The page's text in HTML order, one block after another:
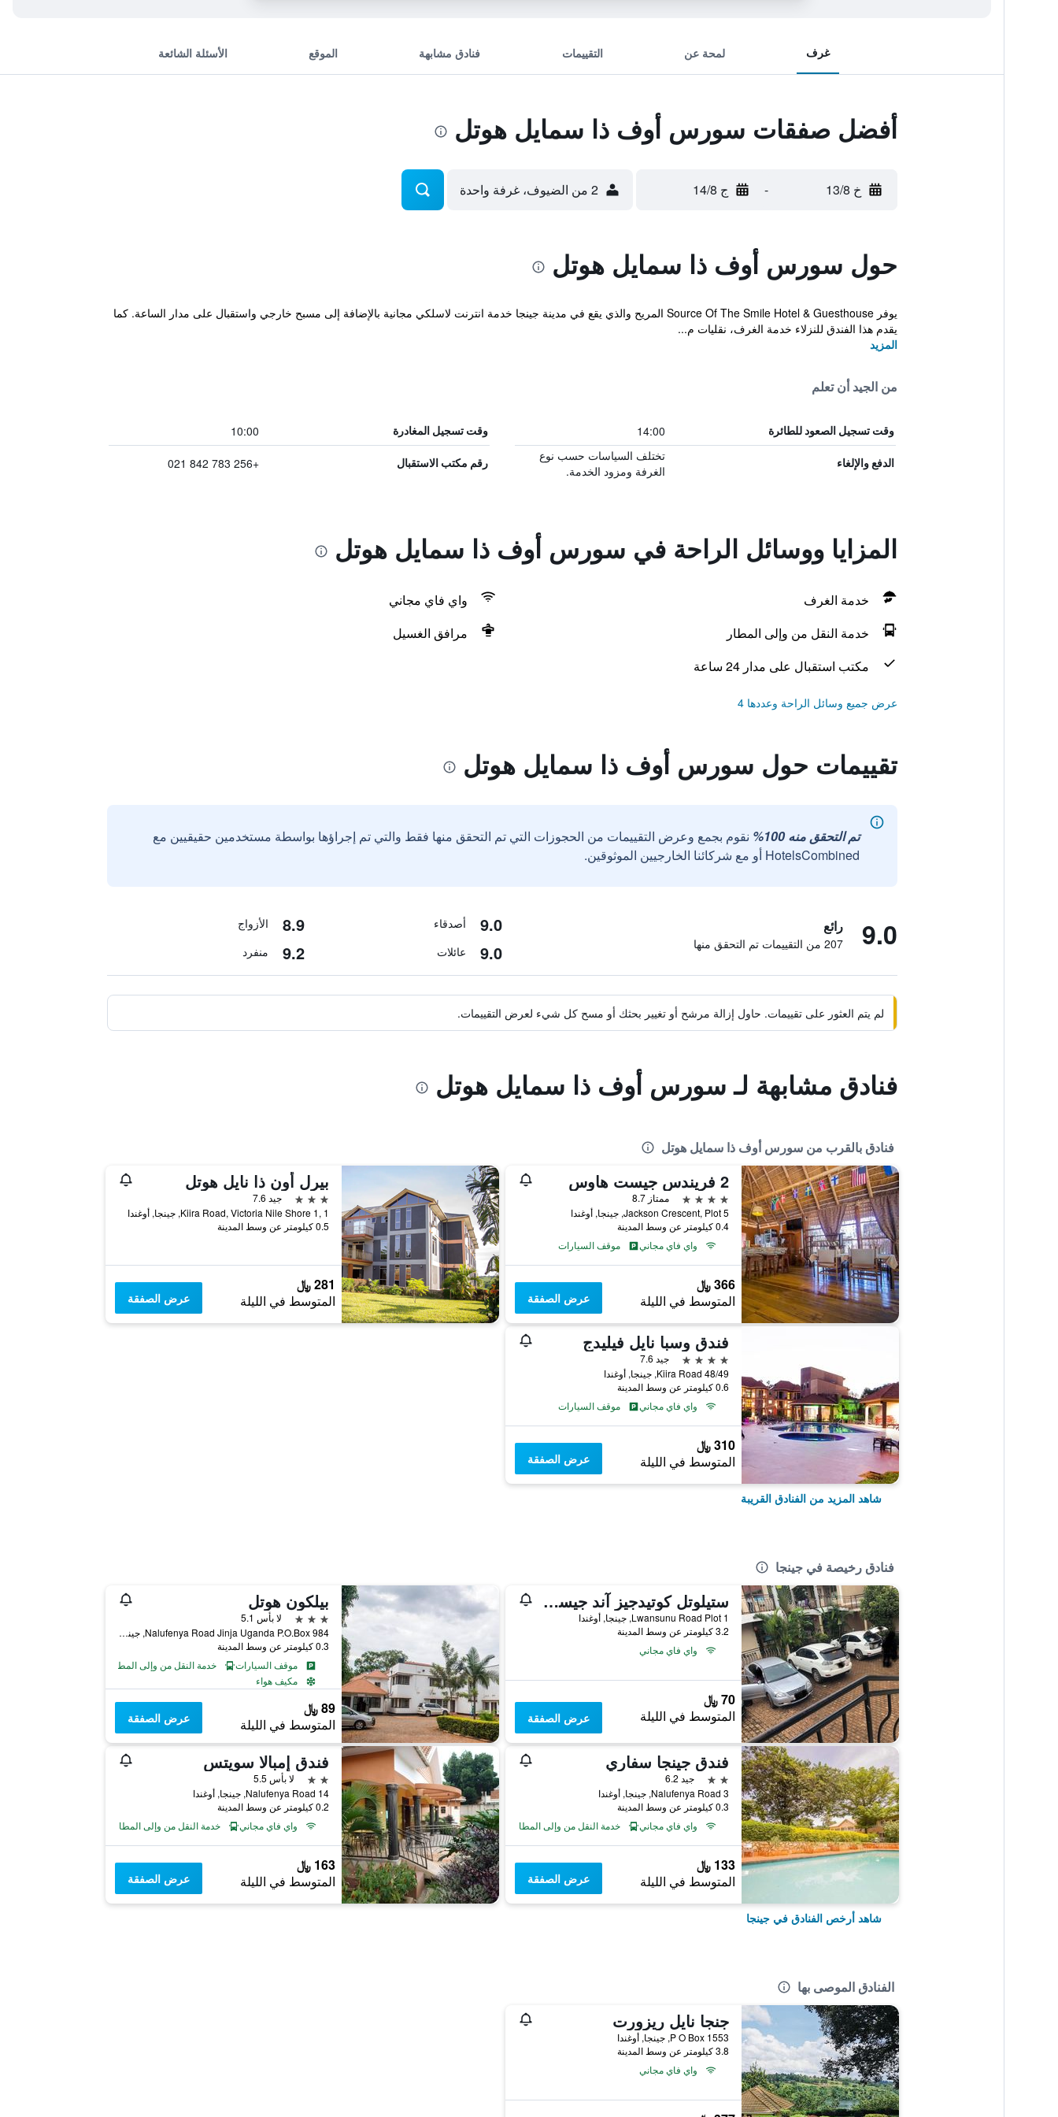
غرف لمحة عن التقييمات فنادق مشابهة الموقع الأسئلة الشائعة
أفضل صفقات سورس أوف ذا سمايل هوتل
خ 13/8 - ج 14/8 2 من الضيوف، غرفة واحدة
حول سورس أوف ذا سمايل هوتل
يوفر Source Of The Smile Hotel & Guesthouse المريح والذي يقع في مدينة جينجا خدمة انترنت لاسلكي مجانية بالإضافة إلى مسبح خارجي واستقبال على مدار الساعة. كما
يقدم هذا الفندق للنزلاء خدمة الغرف، نقليات م...
المزيد
من الجيد أن تعلم
وقت تسجيل الصعود للطائرة 14:00 وقت تسجيل المغادرة 10:00
الدفع والإلغاء
تختلف السياسات حسب نوع
الغرفة ومزود الخدمة.
رقم مكتب الاستقبال +256 783 842 021
المزايا ووسائل الراحة في سورس أوف ذا سمايل هوتل
خدمة الغرف
واي فاي مجاني
خدمة النقل من وإلى المطار
مرافق الغسيل
مكتب استقبال على مدار 24 ساعة
عرض جميع وسائل الراحة وعددها 4
تقييمات حول سورس أوف ذا سمايل هوتل
تم التحقق منه 100%
نقوم بجمع وعرض التقييمات من الحجوزات التي تم التحقق منها فقط والتي تم إجراؤها بواسطة مستخدمين حقيقيين مع
HotelsCombined أو مع شركائنا الخارجيين الموثوقين.
9.0 رائع
207 من التقييمات تم التحقق منها
9.0 أصدقاء 8.9 الأزواج
9.0 عائلات 9.2 منفرد
لم يتم العثور على تقييمات. حاول إزالة مرشح أو تغيير بحثك أو مسح كل شيء لعرض التقييمات.
فنادق مشابهة لـ سورس أوف ذا سمايل هوتل
فنادق بالقرب من سورس أوف ذا سمايل هوتل
2 فريندس جيست هاوس
4 نجوم
ممتاز 8.7
Jackson Crescent, Plot 5, جينجا, أوغندا
0.4 كيلومتر عن وسط المدينة
واي فاي مجاني
موقف السيارات
366 ﷼
المتوسط في الليلة عرض الصفقة
بيرل أون ذا نايل هوتل
3 نجوم
جيد 7.6
Kiira Road, Victoria Nile Shore 1, 1, جينجا, أوغندا
0.5 كيلومتر عن وسط المدينة
281 ﷼
المتوسط في الليلة عرض الصفقة
فندق وسبا نايل فيليدج
4 نجوم
جيد 7.6
48/49 Kiira Road, جينجا, أوغندا
0.6 كيلومتر عن وسط المدينة
واي فاي مجاني
موقف السيارات
310 ﷼
المتوسط في الليلة عرض الصفقة
شاهد المزيد من الفنادق القريبة
فنادق رخيصة في جينجا
ستيلوتل كوتيدجيز آند جيست هاوس جينجا
Lwansunu Road Plot 1, جينجا, أوغندا
3.2 كيلومتر عن وسط المدينة
واي فاي مجاني
70 ﷼
المتوسط في الليلة عرض الصفقة
بيلكون هوتل
3 نجوم
لا بأس 5.1
Nalufenya Road Jinja Uganda P.O.Box 984, جينجا, أوغندا
0.3 كيلومتر عن وسط المدينة
موقف السيارات
خدمة النقل من وإلى المطار
مكيف هواء
89 ﷼
المتوسط في الليلة عرض الصفقة
فندق جينجا سفاري
2 نجمتين
جيد 6.2
3 Nalufenya Road, جينجا, أوغندا
0.3 كيلومتر عن وسط المدينة
واي فاي مجاني
خدمة النقل من وإلى المطار
133 ﷼
المتوسط في الليلة عرض الصفقة
فندق إمبالا سويتس
2 نجمتين
لا بأس 5.5
14 Nalufenya Road, جينجا, أوغندا
0.2 كيلومتر عن وسط المدينة
واي فاي مجاني
خدمة النقل من وإلى المطار
163 ﷼
المتوسط في الليلة عرض الصفقة
شاهد أرخص الفنادق في جينجا
الفنادق الموصى بها
جنجا نايل ريزورت
P O Box 1553, جينجا, أوغندا
3.8 كيلومتر عن وسط المدينة
واي فاي مجاني